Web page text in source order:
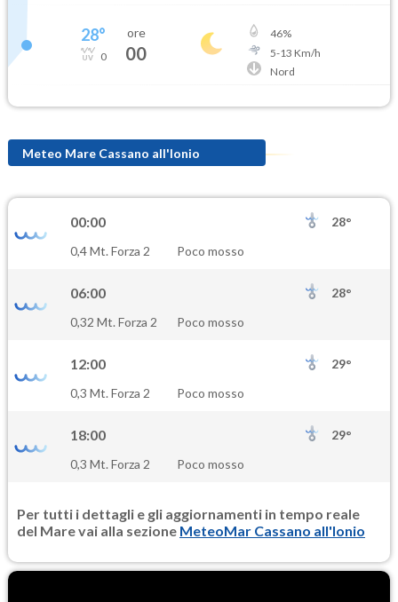
28°
0
ore
00
46%
5-13 Km/h
Nord
Meteo Mare Cassano all'Ionio
00:00
28°
0,4 Mt. Forza 2
Poco mosso
06:00
28°
0,32 Mt. Forza 2
Poco mosso
12:00
29°
0,3 Mt. Forza 2
Poco mosso
18:00
29°
0,3 Mt. Forza 2
Poco mosso
Per tutti i dettagli e gli aggiornamenti in tempo reale
del Mare vai alla sezione MeteoMar Cassano all'Ionio